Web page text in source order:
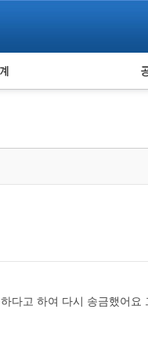
피해사례 통계
다고 하여 다시 송금했어